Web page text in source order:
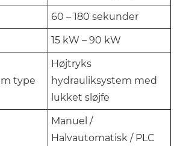
60 – 180 sekunder
15 kW – 90 kW
type
Højtryks
hydrauliksystem med
lukket sløjfe
Manuel /
Halvautomatisk / PLC